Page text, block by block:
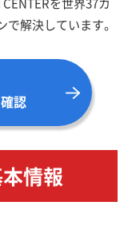
解決しています。
認
情報